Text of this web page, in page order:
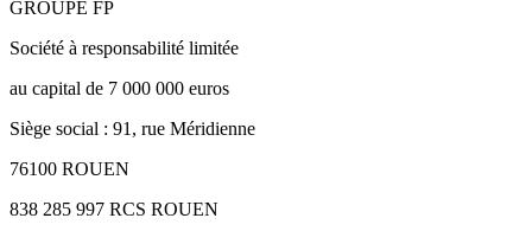
GROUPE FP
Société à responsabilité limitée
au capital de 7 000 000 euros
Siège social : 91, rue Méridienne
76100 ROUEN
838 285 997 RCS ROUEN